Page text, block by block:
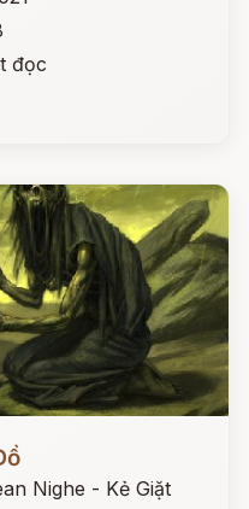
đọc
Nighe - Kẻ Giặt